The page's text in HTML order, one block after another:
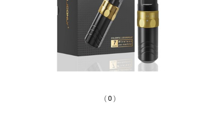
(0 )